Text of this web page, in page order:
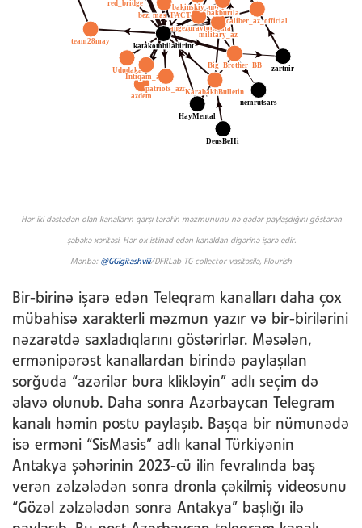
Hər iki dəstədən olan kanalların qarşı tərəfin məzmununu nə qədər paylaşdığını göstərən
şəbəkə xəritəsi. Hər ox istinad edən kanaldan digərinə işarə edir.
Mənbə: @GGigitashvili/DFRLab TG collector vasitəsilə, Flourish
Bir-birinə işarə edən Teleqram kanalları daha çox
mübahisə xarakterli məzmun yazır və bir-birilərini
nəzarətdə saxladıqlarını göstərirlər. Məsələn,
ermənipərəst kanallardan birində paylaşılan
sorğuda “azərilər bura klikləyin” adlı seçim də
əlavə olunub. Daha sonra Azərbaycan Telegram
kanalı həmin postu paylaşıb. Başqa bir nümunədə
isə erməni “SisMasis” adlı kanal Türkiyənin
Antakya şəhərinin 2023-cü ilin fevralında baş
verən zəlzələdən sonra dronla çəkilmiş videosunu
“Gözəl zəlzələdən sonra Antakya” başlığı ilə